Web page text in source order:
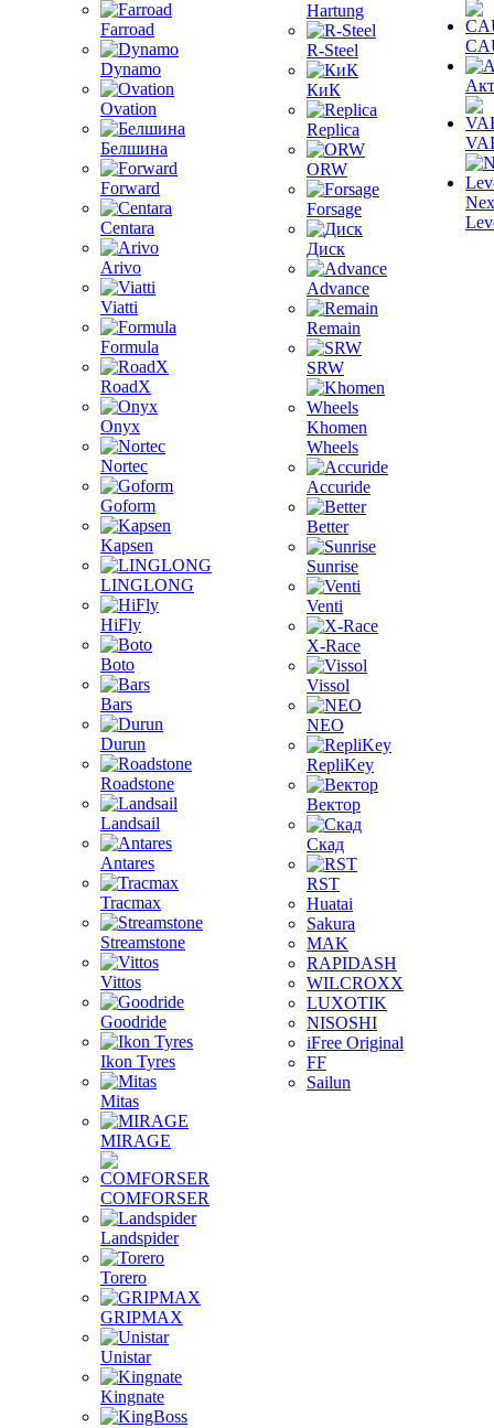
Farroad
Dynamo
Ovation
Белшина
Forward
Centara
Arivo
Viatti
Formula
RoadX
Onyx
Nortec
Goform
Kapsen
LINGLONG
HiFly
Boto
Bars
Durun
Roadstone
Landsail
Antares
Tracmax
Streamstone
Vittos
Goodride
Ikon Tyres
Mitas
MIRAGE
COMFORSER
Landspider
Torero
GRIPMAX
Unistar
Kingnate
Hartung
R-Steel
КиК
Replica
ORW
Forsage
Диск
Advance
Remain
SRW
Khomen
Wheels
Accuride
Better
Sunrise
Venti
X-Race
Vissol
NEO
RepliKey
Вектор
Скад
RST
Huatai
Sakura
MAK
RAPIDASH
WILCROXX
LUXOTIK
NISOSHI
iFree Original
FF
Sailun